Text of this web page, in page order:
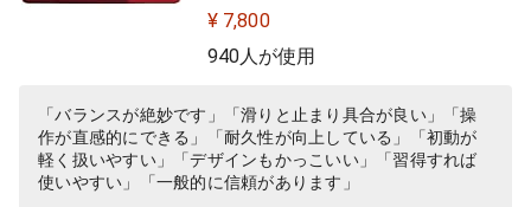
ルフラット/3.5mm
¥ 7,800
940人が使用
「バランスが絶妙です」「滑りと止まり具合が良い」「操
作が直感的にできる」「耐久性が向上している」「初動が
軽く扱いやすい」「デザインもかっこいい」「習得すれば
使いやすい」「一般的に信頼があります」